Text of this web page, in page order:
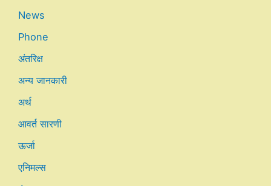
News
Phone
अंतरिक्ष
अन्य जानकारी
अर्थ
आवर्त सारणी
ऊर्जा
एनिमल्स